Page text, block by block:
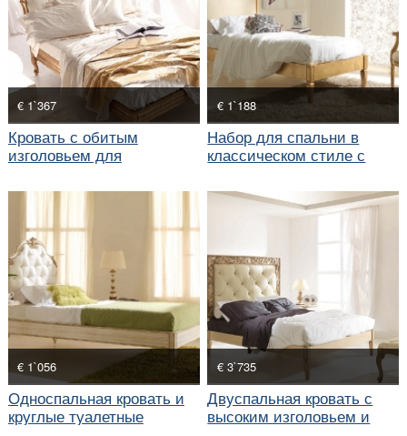
€ 1`367
Кровать с обитым
изголовьем для
€ 1`188
Набор для спальни в
классическом стиле с
€ 1`056
Односпальная кровать и
круглые туалетные
€ 3`735
Двуспальная кровать с
высоким изголовьем и